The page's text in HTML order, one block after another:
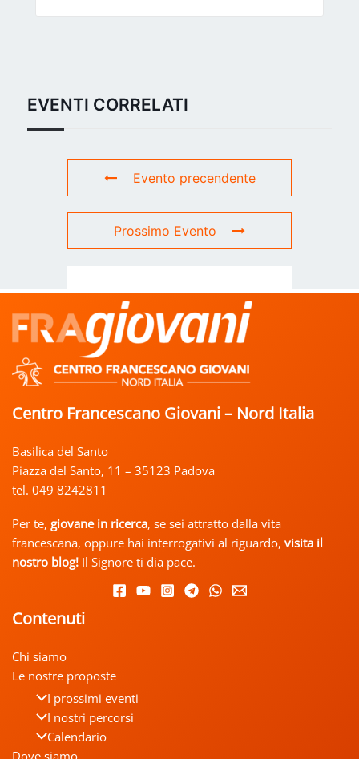
EVENTI CORRELATI
Evento precendente
Prossimo Evento
Centro Francescano Giovani – Nord Italia
Basilica del Santo
Piazza del Santo, 11 – 35123 Padova
tel. 049 8242811
Per te, giovane in ricerca, se sei attratto dalla vita
francescana, oppure hai interrogativi al riguardo, visita il
nostro blog! Il Signore ti dia pace.
Contenuti
Chi siamo
Le nostre proposte
I prossimi eventi
I nostri percorsi
Calendario
Dove siamo